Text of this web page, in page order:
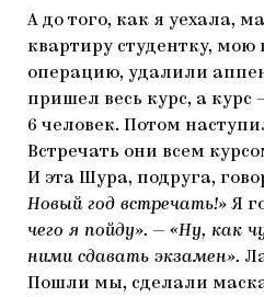
А до того, как я уехала,
квартиру студентку, мою
операцию, удалили
пришел весь курс, а курс
6 человек. Потом
Встречать они всем
И эта Шура, подруга,
Новый год встречать!» Я
чего я пойду». — «Ну, как
ними сдавать экзамен».
Пошли мы, сделали